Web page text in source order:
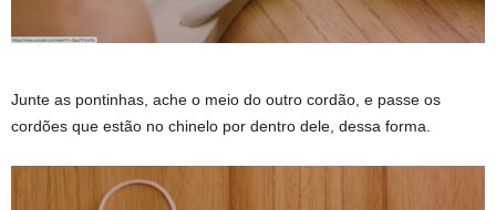
Junte as pontinhas, ache o meio do outro cordão, e passe os
cordões que estão no chinelo por dentro dele, dessa forma.